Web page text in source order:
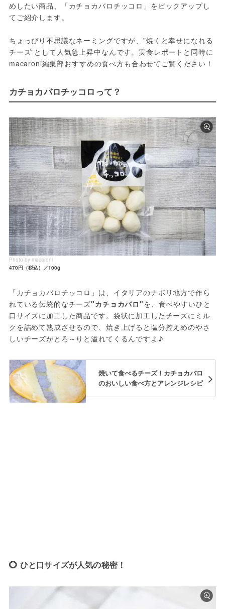
めしたい商品、「カチョカバロチッコロ」をピックアップし
てご紹介します。
ちょっぴり不思議なネーミングですが、"焼くと幸せになれる
チーズ"として人気急上昇中なんです。実食レポートと同時に
macaroni編集部おすすめの食べ方も合わせてご覧ください！
カチョカバロチッコロって？
Photo by macaroni
470円（税込）／100g
「カチョカバロチッコロ」は、イタリアのナポリ地方で作ら
れている伝統的なチーズ"カチョカバロ"を、食べやすいひと
口サイズに加工した商品です。袋状に加工したチーズにミル
クを詰めて熟成させるので、焼き上げると塩分控えめのやさ
しいチーズがとろ～りと溢れてくるんですよ♪
焼いて食べるチーズ！カチョカバロ
のおいしい食べ方とアレンジレシピ
ひと口サイズが人気の秘密！